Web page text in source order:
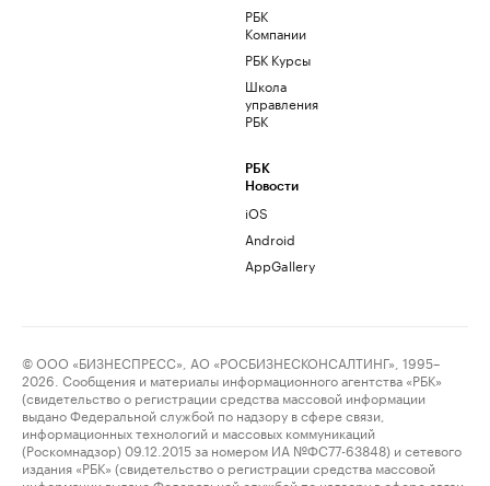
РБК
Компании
РБК Курсы
Школа
управления
РБК
РБК
Новости
iOS
Android
AppGallery
© ООО «БИЗНЕСПРЕСС», АО «РОСБИЗНЕСКОНСАЛТИНГ», 1995–
2026. Сообщения и материалы информационного агентства «РБК»
(свидетельство о регистрации средства массовой информации
выдано Федеральной службой по надзору в сфере связи,
информационных технологий и массовых коммуникаций
(Роскомнадзор) 09.12.2015 за номером ИА №ФС77-63848) и сетевого
издания «РБК» (свидетельство о регистрации средства массовой